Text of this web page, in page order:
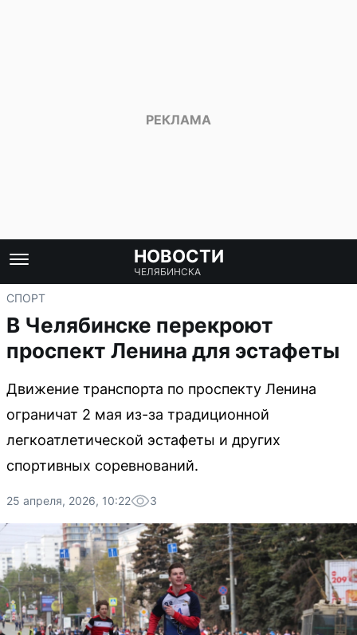
НОВОСТИ
ЧЕЛЯБИНСКА
СПОРТ
В Челябинске перекроют
проспект Ленина для эстафеты
Движение транспорта по проспекту Ленина
ограничат 2 мая из-за традиционной
легкоатлетической эстафеты и других
спортивных соревнований.
25 апреля, 2026, 10:22 3